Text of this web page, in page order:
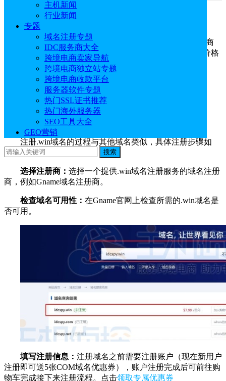
主机新闻
行业新闻
专题
域名注册专题
IDC服务商大全
跨境电商卖家导航
跨境电商独立站专题
跨境电商收款平台
服务器软件专题
热门SSL证书推荐
热门海外服务器
SEO工具大全
GEO营销
搜索
一、.win域名注册价格
不同的域名注册商价格也会不同，知名国外域名注册商
注册全新.win域名注册价格只需7.99美元/年，续费价格
7.99美元/年。
域名 注册价格
.win
$7.99/
二、注册.win域名步骤
注册.win域名的过程与其他域名类似，具体注册步骤如
下：
选择注册商： 选择一个提供.win域名注册服务的域名注册
商，例如Gname域名注册商。
检查域名可用性： 在Gname官网上检查所需的.win域名是
否可用。
填写注册信息： 注册域名之前需要注册账户（现在新用户
注册即可送5张COM域名优惠券），账户注册完成后可前往购
物车完成接下来注册流程。点击领取专属优惠券